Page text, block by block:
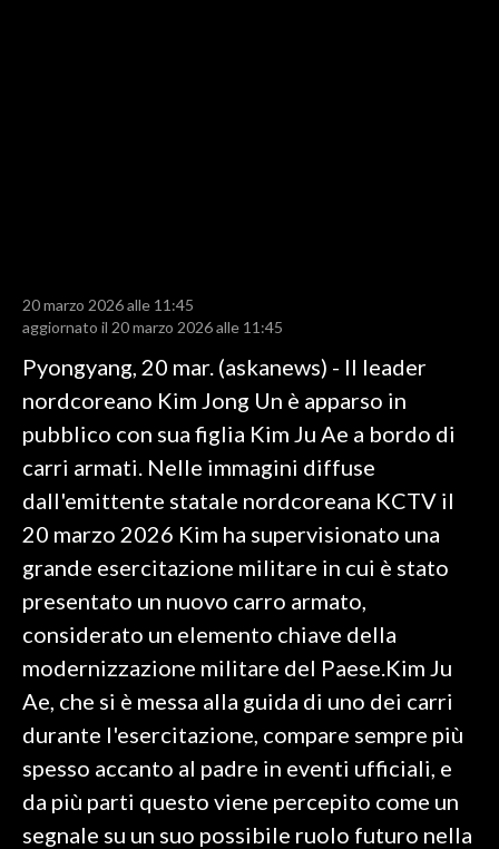
RISULTATI E CLASSIFICHE
CALCIO REGIONALE
BASKET
VOLLEY
MOTORI
TENNIS
ALTRI SPORT
CULTURA
GOSSIP
SARDEGNA TURISMO
20 marzo 2026 alle 11:45
aggiornato il 20 marzo 2026 alle 11:45
Pyongyang, 20 mar. (askanews) - Il leader
nordcoreano Kim Jong Un è apparso in
pubblico con sua figlia Kim Ju Ae a bordo di
carri armati. Nelle immagini diffuse
dall'emittente statale nordcoreana KCTV il
20 marzo 2026 Kim ha supervisionato una
grande esercitazione militare in cui è stato
presentato un nuovo carro armato,
considerato un elemento chiave della
modernizzazione militare del Paese.Kim Ju
Ae, che si è messa alla guida di uno dei carri
durante l'esercitazione, compare sempre più
spesso accanto al padre in eventi ufficiali, e
da più parti questo viene percepito come un
segnale su un suo possibile ruolo futuro nella